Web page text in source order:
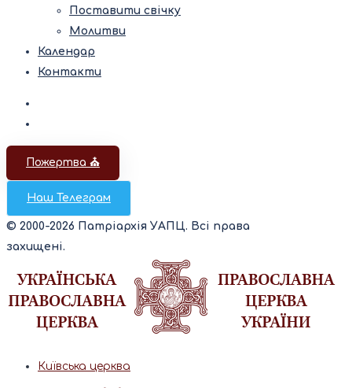
Поставити свічку
Молитви
Календар
Контакти
Пожертва ⛪️
Наш Телеграм
© 2000-2026 Патріархія УАПЦ. Всі права
захищені.
Київська церква